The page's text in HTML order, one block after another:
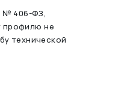
№ 406-ФЗ,
профилю не
технической